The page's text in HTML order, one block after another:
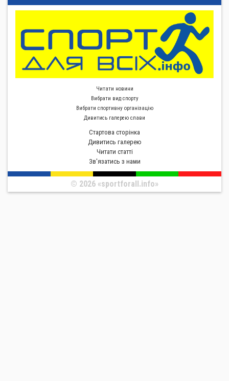
Читати новини
Вибрати вид спорту
Вибрати спортивну органiзацiю
Дивитись галерею слави
Стартова сторiнка
Дивитись галерею
Читати статті
Зв'язатись з нами
© 2026 «sportforall.info»